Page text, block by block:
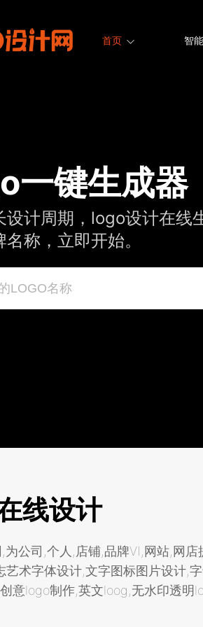
首页 智
一键生成器
设计周期，logo设计在线
称，立即开始。
线设计
为公司,个人,店铺,品牌VI,网站,网
艺术字体设计,文字图标图片设计,
意logo制作,英文loog,无水印透明